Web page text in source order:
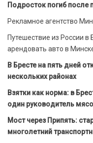
Подросток погиб после
Рекламное агентство
Путешествие из России в
арендовать авто в
В Бресте на пять дней
нескольких районах
Взятки как норма: в
один руководитель
Мост через Припять:
многолетний